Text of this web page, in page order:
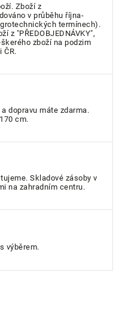
Zboží z
v průběhu října-
termínech).
z "PŘEDOBJEDNÁVKY",
zboží na podzim
ČR.
dopravu máte zdarma.
cm.
Skladové zásoby v
na zahradním centru.
výběrem.